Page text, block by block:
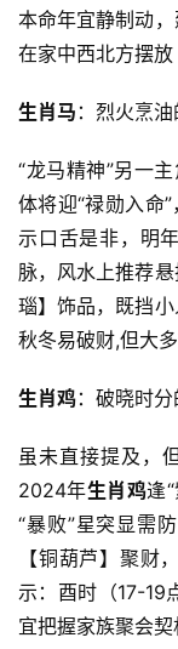
本命年宜静制动
在家中西北方摆放
生肖马 ：烈火烹
“龙马精神”另一
体将迎“禄勋入命
示口舌是非，明
脉，风水上推荐
瑙】饰品，既挡
秋冬易破财,但大
生肖鸡：破晓时
虽未直接提及，
2024年生肖鸡逢
“暴败”星突显需
【铜葫芦】聚财
示：酉时（17-19
宜把握家族聚会契